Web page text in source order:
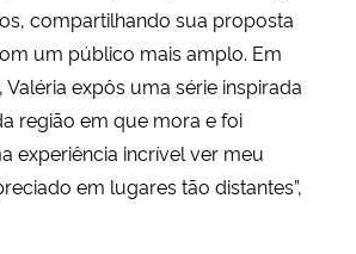
compartilhando sua proposta
um público mais amplo. Em
Valéria expôs uma série inspirada
região em que mora e foi
experiência incrível ver meu
em lugares tão distantes”,